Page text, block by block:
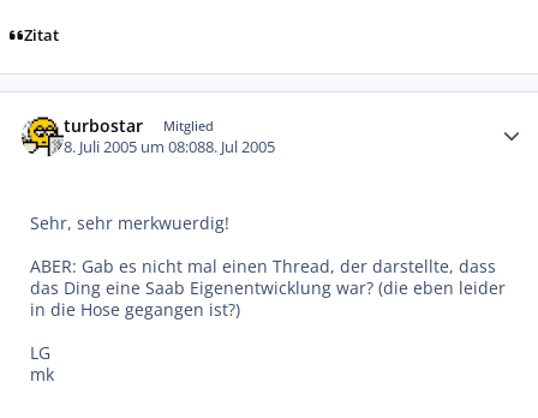
Zitat
turbostar Mitglied
8. Juli 2005 um 08:088. Jul 2005
Sehr, sehr merkwuerdig!
ABER: Gab es nicht mal einen Thread, der darstellte, dass
das Ding eine Saab Eigenentwicklung war? (die eben leider
in die Hose gegangen ist?)
LG
mk